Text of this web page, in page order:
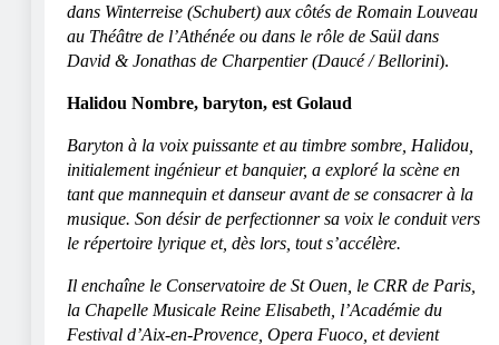
dans Winterreise (Schubert) aux côtés de Romain Louveau
au Théâtre de l’Athénée ou dans le rôle de Saül dans
David & Jonathas de Charpentier (Daucé / Bellorini).
Halidou Nombre, baryton, est Golaud
Baryton à la voix puissante et au timbre sombre, Halidou,
initialement ingénieur et banquier, a exploré la scène en
tant que mannequin et danseur avant de se consacrer à la
musique. Son désir de perfectionner sa voix le conduit vers
le répertoire lyrique et, dès lors, tout s’accélère.
Il enchaîne le Conservatoire de St Ouen, le CRR de Paris,
la Chapelle Musicale Reine Elisabeth, l’Académie du
Festival d’Aix-en-Provence, Opera Fuoco, et devient